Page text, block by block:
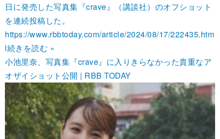
日に発売した写真集『crave』（講談社）のオフショット
を連続投稿した。
https://www.rbbtoday.com/article/2024/08/17/222435.htm
l続きを読む »
小池里奈、写真集『crave』に入りきらなかった貴重なア
オザイショット公開 | RBB TODAY